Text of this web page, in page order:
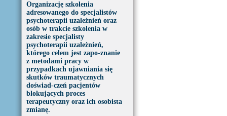
Organizację szkolenia
adresowanego do specjalistów
psychoterapii uzależnień oraz
osób w trakcie szkolenia w
zakresie specjalisty
psychoterapii uzależnień,
którego celem jest zapo-znanie
z metodami pracy w
przypadkach ujawniania się
skutków traumatycznych
doświad-czeń pacjentów
blokujących proces
terapeutyczny oraz ich osobista
zmianę.